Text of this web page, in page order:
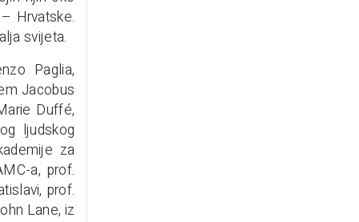
Hrvatske.
svijeta.
Paglia,
Jacobus
Duffé,
ljudskog
za
a, prof.
prof.
Lane, iz